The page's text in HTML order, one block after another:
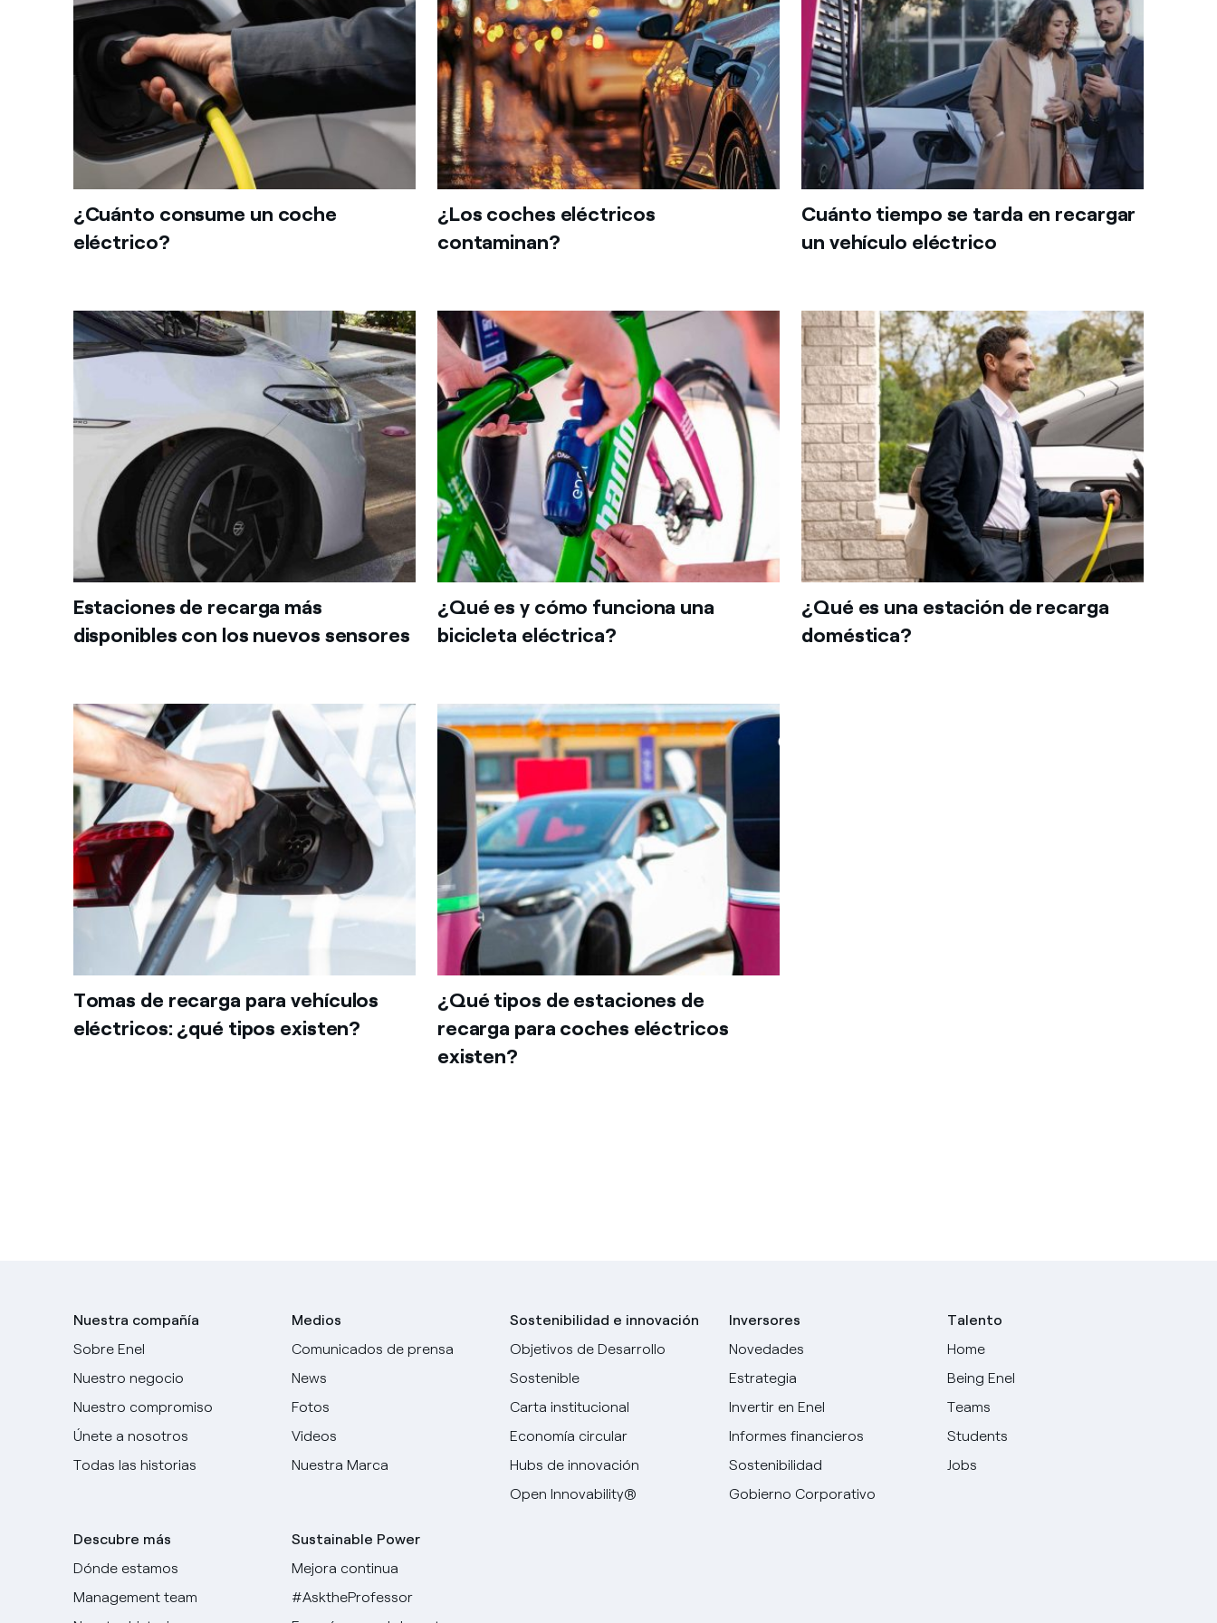
¿Cuánto consume un coche
eléctrico?
¿Los coches eléctricos
contaminan?
Cuánto tiempo se tarda en recargar
un vehículo eléctrico
Estaciones de recarga más
disponibles con los nuevos sensores
¿Qué es y cómo funciona una
bicicleta eléctrica?
¿Qué es una estación de recarga
doméstica?
Tomas de recarga para vehículos
eléctricos: ¿qué tipos existen?
¿Qué tipos de estaciones de
recarga para coches eléctricos
existen?
Nuestra compañía
Sobre Enel
Nuestro negocio
Nuestro compromiso
Únete a nosotros
Todas las historias
Descubre más
Dónde estamos
Management team
Medios
Comunicados de prensa
News
Fotos
Videos
Nuestra Marca
Sustainable Power
Mejora continua
#AsktheProfessor
Sostenibilidad e innovación
Objetivos de Desarrollo
Sostenible
Carta institucional
Economía circular
Hubs de innovación
Open Innovability®
Inversores
Novedades
Estrategia
Invertir en Enel
Informes financieros
Sostenibilidad
Gobierno Corporativo
Talento
Home
Being Enel
Teams
Students
Jobs